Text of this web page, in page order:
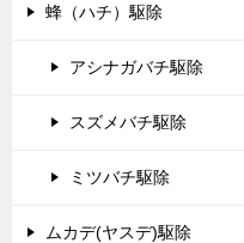
蜂（ハチ）駆除
アシナガバチ駆除
スズメバチ駆除
ミツバチ駆除
ムカデ(ヤスデ)駆除